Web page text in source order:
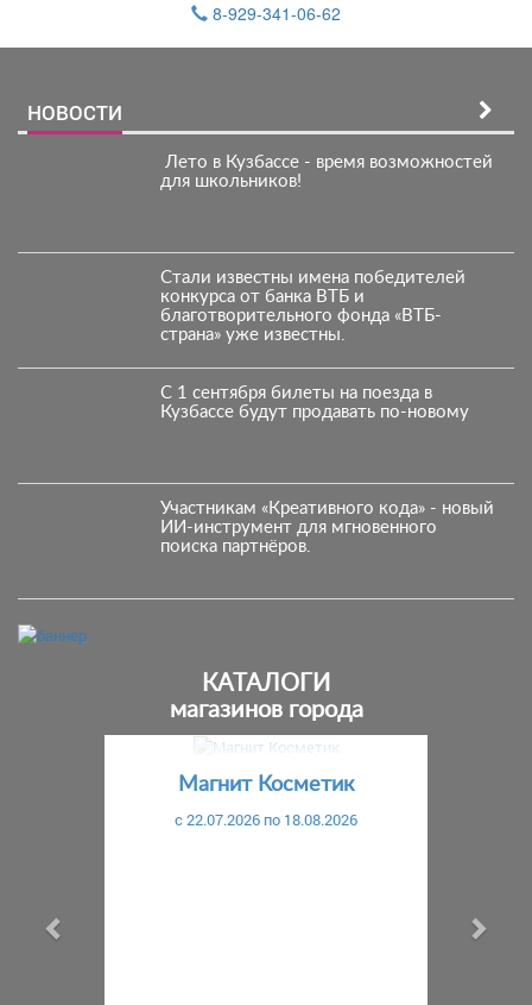
8-929-341-06-62
НОВОСТИ
️ Лето в Кузбассе - время возможностей
для школьников!
Стали известны имена победителей
конкурса от банка ВТБ и
благотворительного фонда «ВТБ-
страна» уже известны.
С 1 сентября билеты на поезда в
Кузбассе будут продавать по-новому
Участникам «Креативного кода» - новый
ИИ-инструмент для мгновенного
поиска партнёров.
КАТАЛОГИ
магазинов города
Магнит Косметик
c 22.07.2026 по 18.08.2026